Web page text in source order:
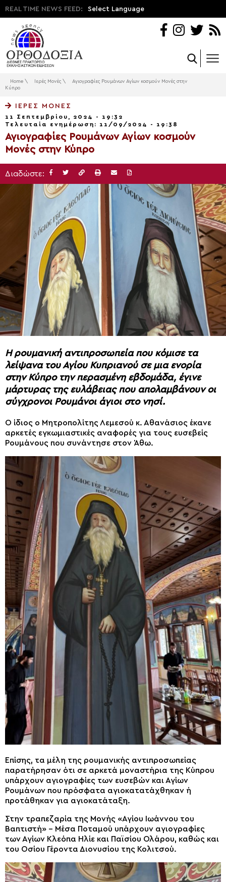
REAL TIME NEWS FEED: Select Language
Home \ Ιερές Μονές \
Αγιογραφίες Ρουμάνων Αγίων κοσμούν Μονές στην
Κύπρο
ΙΕΡΈΣ ΜΟΝΈΣ
11 Σεπτεμβρίου, 2024 - 19:32
Τελευταία ενημέρωση: 11/09/2024 - 19:38
Αγιογραφίες Ρουμάνων Αγίων κοσμούν
Μονές στην Κύπρο
Διαδώστε:
Η ρουμανική αντιπροσωπεία που κόμισε τα
λείψανα του Αγίου Κυπριανού σε μια ενορία
στην Κύπρο την περασμένη εβδομάδα, έγινε
μάρτυρας της ευλάβειας που απολαμβάνουν οι
σύγχρονοι Ρουμάνοι άγιοι στο νησί.
Ο ίδιος ο Μητροπολίτης Λεμεσού κ. Αθανάσιος έκανε
αρκετές εγκωμιαστικές αναφορές για τους ευσεβείς
Ρουμάνους που συνάντησε στον Άθω.
Επίσης, τα μέλη της ρουμανικής αντιπροσωπείας
παρατήρησαν ότι σε αρκετά μοναστήρια της Κύπρου
υπάρχουν αγιογραφίες των ευσεβών και Αγίων
Ρουμάνων που πρόσφατα αγιοκατατάχθηκαν ή
προτάθηκαν για αγιοκατάταξη.
Στην τραπεζαρία της Μονής «Αγίου Ιωάννου του
Βαπτιστή» – Μέσα Ποταμού υπάρχουν αγιογραφίες
των Αγίων Κλεόπα Ηλίε και Παϊσίου Ολάρου, καθώς και
του Οσίου Γέροντα Διονυσίου της Κολιτσού.